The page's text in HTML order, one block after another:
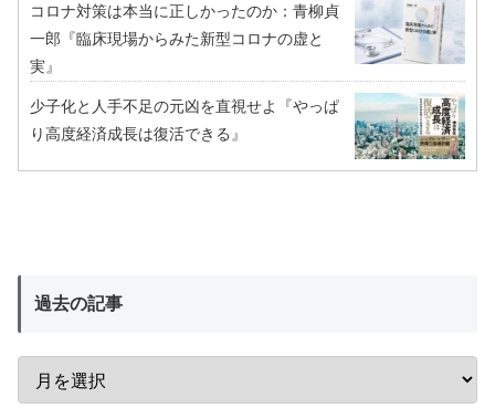
コロナ対策は本当に正しかったのか：青柳貞
一郎『臨床現場からみた新型コロナの虚と
実』
少子化と人手不足の元凶を直視せよ『やっぱ
り高度経済成長は復活できる』
過去の記事